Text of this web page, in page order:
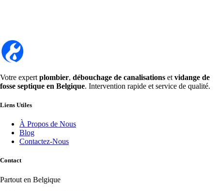
Votre expert plombier, débouchage de canalisations et vidange de
fosse septique en Belgique. Intervention rapide et service de qualité.
Liens Utiles
À Propos de Nous
Blog
Contactez-Nous
Contact
Partout en Belgique